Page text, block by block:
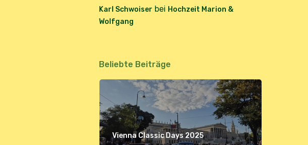
Karl Schwoiser bei Hochzeit Marion &
Wolfgang
Beliebte Beiträge
Vienna Classic Days 2025